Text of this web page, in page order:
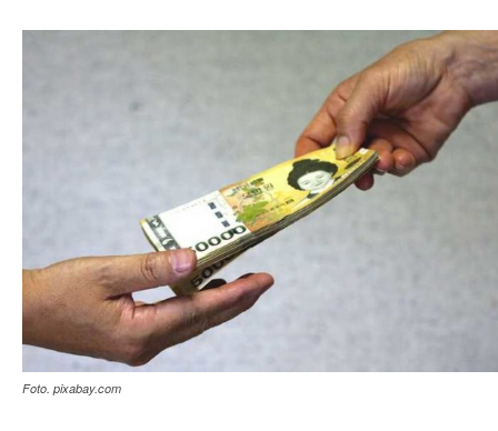
Foto. pixabay.com